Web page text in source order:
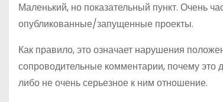
Маленький, но показательный пункт. Очень
опубликованные/запущенные проекты.
Как правило, это означает нарушения
сопроводительные комментарии, почему
либо не очень серьезное к ним отношение.